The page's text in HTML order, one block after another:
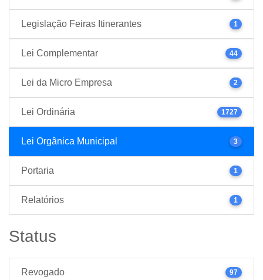
Legislação Feiras Itinerantes 1
Lei Complementar 44
Lei da Micro Empresa 2
Lei Ordinária 1727
Lei Orgânica Municipal 3
Portaria 1
Relatórios 1
Status
Revogado 97